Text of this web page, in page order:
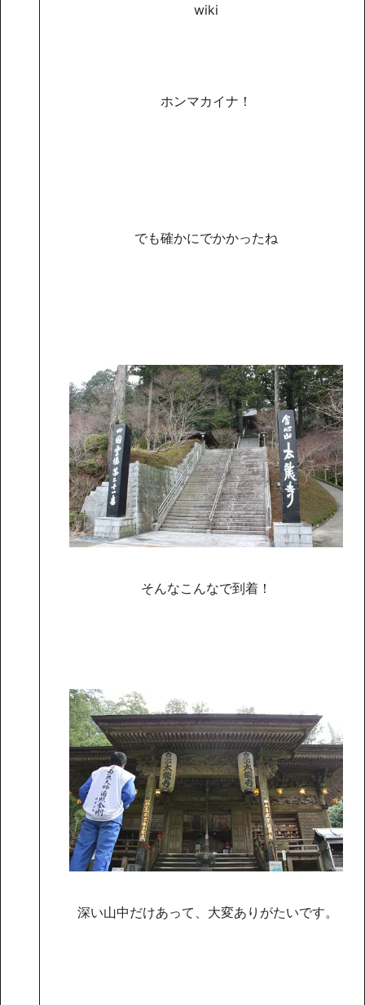
wiki
ホンマカイナ！
でも確かにでかかったね
そんなこんなで到着！
深い山中だけあって、大変ありがたいです。